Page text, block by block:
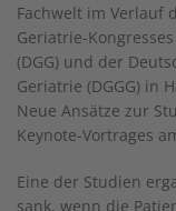
Fachwelt im Verlauf
Geriatrie-
(DGG) und der
Geriatrie (DGGG) in
Neue Ansätze zur
Keynote-Vortrages
Eine der Studien
sank, wenn die